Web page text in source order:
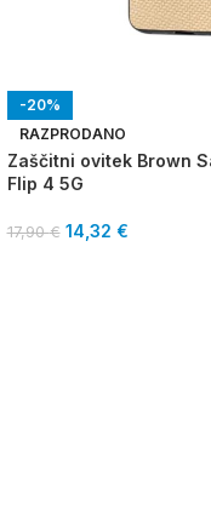
-20%
RAZPRODANO
Zaščitni ovitek Brown
Flip 4 5G
17,90€ 14,32 €